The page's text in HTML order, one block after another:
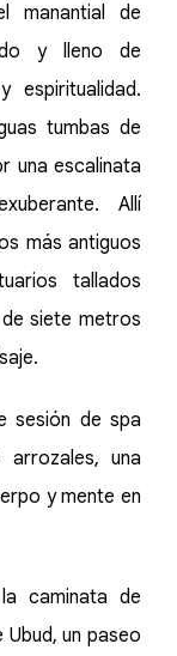
manantial de
y lleno de
espiritualidad.
tumbas de
una escalinata
Allí
más antiguos
tallados
siete metros
sesión de spa
una
y mente en
caminata de
un paseo